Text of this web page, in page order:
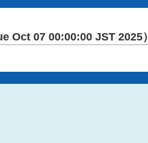
Oct 07 00:00:00 JST 2025）